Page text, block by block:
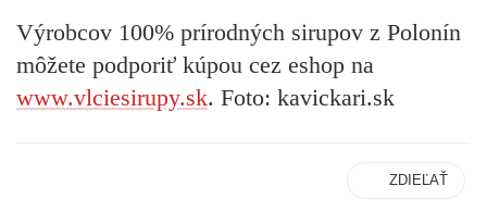
Výrobcov 100% prírodných sirupov z Polonín
môžete podporiť kúpou cez eshop na
www.vlciesirupy.sk. Foto: kavickari.sk
ZDIEĽAŤ